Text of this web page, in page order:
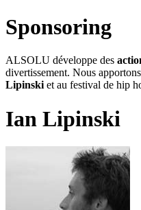
Sponsoring
ALSOLU développe des
divertissement. Nous
Lipinski et au festival de hip
Ian Lipinski